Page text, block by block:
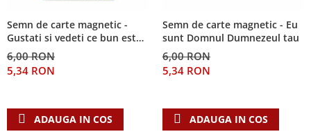
Suferinta
Viata din belsug
Viata de zi cu zi
Despre afaceri
Leadership
Semn de carte magnetic -
Gustati si vedeti ce bun este
Domnul!
6,00 RON
5,34 RON
ADAUGA IN COS
Semn de carte magnetic - Eu
sunt Domnul Dumnezeul tau
6,00 RON
5,34 RON
ADAUGA IN COS